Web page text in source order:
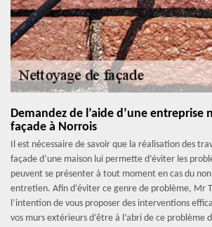
Demandez de l’aide d’une entreprise
façade à Norrois
Il est nécessaire de savoir que la réalisation des
façade d’une maison lui permette d’éviter les
peuvent se présenter à tout moment en cas du
entretien. Afin d’éviter ce genre de problème, Mr
l’intention de vous proposer des interventions
vos murs extérieurs d’être à l’abri de ce problème